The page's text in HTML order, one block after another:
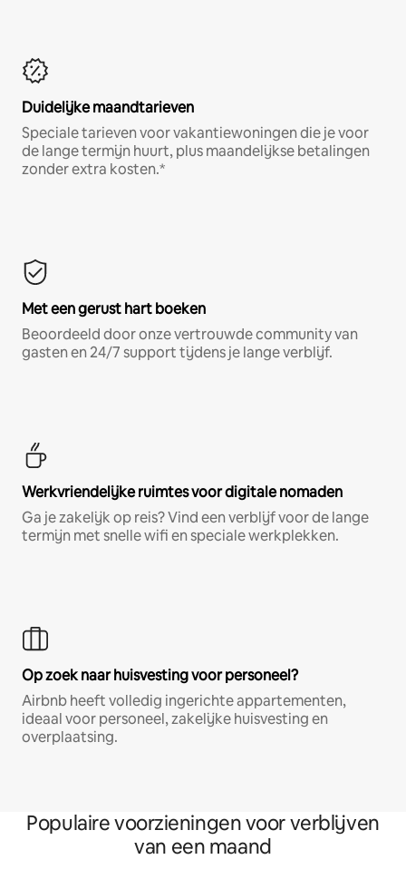
Duidelijke maandtarieven
Speciale tarieven voor vakantiewoningen die je voor
de lange termijn huurt, plus maandelijkse betalingen
zonder extra kosten.*
Met een gerust hart boeken
Beoordeeld door onze vertrouwde community van
gasten en 24/7 support tijdens je lange verblijf.
Werkvriendelijke ruimtes voor digitale nomaden
Ga je zakelijk op reis? Vind een verblijf voor de lange
termijn met snelle wifi en speciale werkplekken.
Op zoek naar huisvesting voor personeel?
Airbnb heeft volledig ingerichte appartementen,
ideaal voor personeel, zakelijke huisvesting en
overplaatsing.
Populaire voorzieningen voor verblijven
van een maand